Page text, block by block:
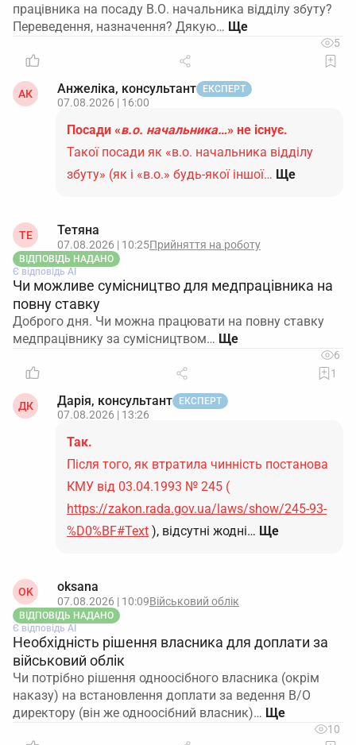
працівника на посаду В.О. начальника відділу збуту?
Переведення, назначення? Дякую…
5
АК Анжеліка, консультант ЕКСПЕРТ
07.08.2026 | 16:00
Посади «в.о. начальника…» не існує.
Такої посади як «в.о. начальника відділу
збуту» (як і «в.о.» будь-якої іншої… Ще
ТЕ Тетяна
07.08.2026 | 10:25Прийняття на роботу
ВІДПОВІДЬ НАДАНО
Є відповідь АІ
Чи можливе сумісництво для медпрацівника на
повну ставку
Доброго дня. Чи можна працювати на повну ставку
медпрацівнику за сумісництвом…
6
1
ДК Дарія, консультант ЕКСПЕРТ
07.08.2026 | 13:26
Так.
Після того, як втратила чинність постанова
КМУ від 03.04.1993 № 245 (
https://zakon.rada.gov.ua/laws/show/245-93-
%D0%BF#Text ), відсутні жодні… Ще
OK oksana
07.08.2026 | 10:09Військовий облік
ВІДПОВІДЬ НАДАНО
Є відповідь АІ
Необхідність рішення власника для доплати за
військовий облік
Чи потрібно рішення одноосібного власника (окрім
наказу) на встановлення доплати за ведення В/О
директору (він же одноосібний власник)…
10